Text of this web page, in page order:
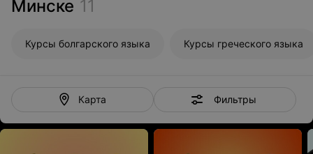
Минске 11
Курсы болгарского языка Курсы греческого языка
Карта Фильтры